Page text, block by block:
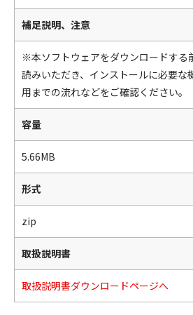
補足説明、注意
※本ソフトウェアをダウンロードする
読みいただき、インストールに必要な
用までの流れなどをご確認ください。
容量
5.66MB
形式
zip
取扱説明書
取扱説明書ダウンロードページへ